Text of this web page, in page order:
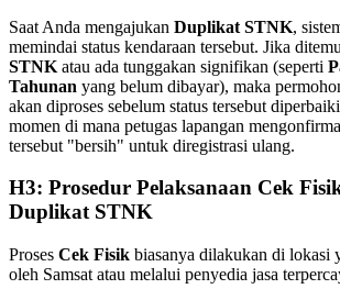
Saat Anda mengajukan Duplikat STNK,
memindai status kendaraan tersebut. Jika
STNK atau ada tunggakan signifikan (seperti
Tahunan yang belum dibayar), maka
akan diproses sebelum status tersebut
momen di mana petugas lapangan
tersebut "bersih" untuk diregistrasi ulang.
H3: Prosedur Pelaksanaan Cek
Duplikat STNK
Proses Cek Fisik biasanya dilakukan di lokasi
oleh Samsat atau melalui penyedia jasa